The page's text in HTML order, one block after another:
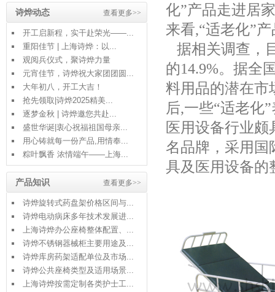
查看更多>>
诗烨动态
开工启新程，实干赴荣光——...
重阳佳节 | 上海诗烨：以...
观阅兵仪式，聚诗烨力量
元宵佳节，诗烨祝大家团团圆...
大年初八，开工大吉！
抢先领取|诗烨2025精美...
逐梦金秋 | 诗烨邀您共赴...
盛世华诞|衷心祝福祖国母亲...
用心铸就每一份产品,用情奉...
粽叶飘香 浓情端午——上海...
查看更多>>
产品知识
诗烨旋转式药盘架价格区间与...
诗烨电动病床多年技术发展进...
上海诗烨办公座椅整体配置、...
诗烨不锈钢器械柜主要用途及...
诗烨库房药架适配单位及市场...
诗烨公共座椅类型及适用场景...
上海诗烨按需定制各类护士工...
化”产品走进居
来看,“适老化”
据相关调查，
的14.9%。据全
料用品的潜在市
后,一些“适老化
医用设备行业
名品牌 ， 采用国
具及医用设备的